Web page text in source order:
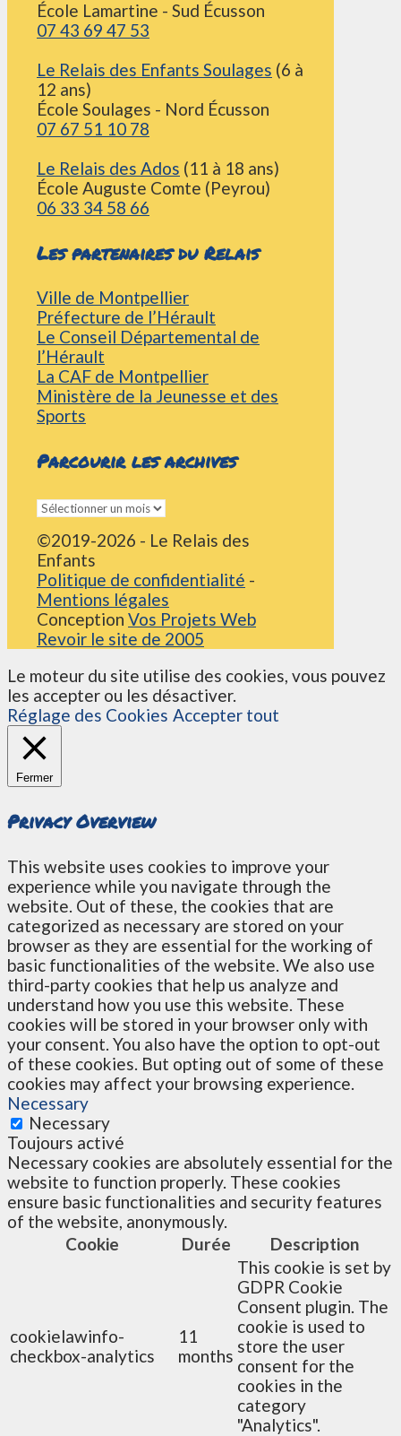
École Lamartine - Sud Écusson
07 43 69 47 53
Le Relais des Enfants Soulages (6 à
12 ans)
École Soulages - Nord Écusson
07 67 51 10 78
Le Relais des Ados (11 à 18 ans)
École Auguste Comte (Peyrou)
06 33 34 58 66
Les partenaires du Relais
Ville de Montpellier
Préfecture de l’Hérault
Le Conseil Départemental de
l’Hérault
La CAF de Montpellier
Ministère de la Jeunesse et des
Sports
Parcourir les archives
Parcourir
archives
©2019-2026 - Le Relais des
Enfants
Politique de confidentialité -
Mentions légales
Conception Vos Projets Web
Revoir le site de 2005
Le moteur du site utilise des cookies, vous pouvez
les accepter ou les désactiver.
Réglage des Cookies Accepter tout
Fermer
Privacy Overview
This website uses cookies to improve your
experience while you navigate through the
website. Out of these, the cookies that are
categorized as necessary are stored on your
browser as they are essential for the working of
basic functionalities of the website. We also use
third-party cookies that help us analyze and
understand how you use this website. These
cookies will be stored in your browser only with
your consent. You also have the option to opt-out
of these cookies. But opting out of some of these
cookies may affect your browsing experience.
Necessary
Necessary
Toujours activé
Necessary cookies are absolutely essential for the
website to function properly. These cookies
ensure basic functionalities and security features
of the website, anonymously.
Cookie
Durée Description
cookielawinfo-
checkbox-analytics
11
months
This cookie is set by
GDPR Cookie
Consent plugin. The
cookie is used to
store the user
consent for the
cookies in the
category
"Analytics".